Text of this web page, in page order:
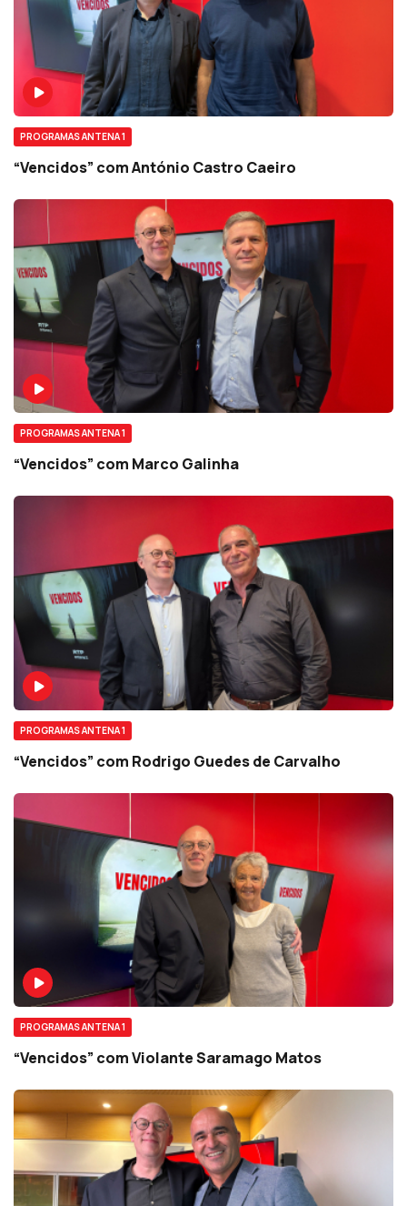
PROGRAMAS ANTENA 1
“Vencidos” com António Castro Caeiro
PROGRAMAS ANTENA 1
“Vencidos” com Marco Galinha
PROGRAMAS ANTENA 1
“Vencidos” com Rodrigo Guedes de Carvalho
PROGRAMAS ANTENA 1
“Vencidos” com Violante Saramago Matos